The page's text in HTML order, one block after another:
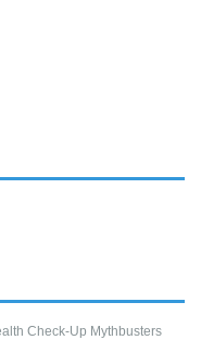
Check-Up Mythbusters